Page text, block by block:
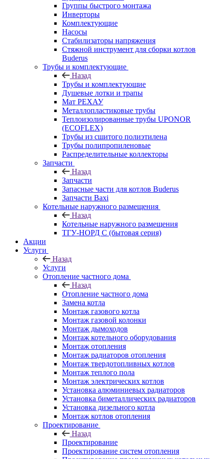
Группы быстрого монтажа
Инверторы
Комплектующие
Насосы
Стабилизаторы напряжения
Стяжной инструмент для сборки котлов
Buderus
Трубы и комплектующие
Назад
Трубы и комплектующие
Душевые лотки и трапы
Мат РЕХАУ
Металлопластиковые трубы
Теплоизолированные трубы UPONOR
(ECOFLEX)
Трубы из сшитого полиэтилена
Трубы полипропиленовые
Распределительные коллекторы
Запчасти
Назад
Запчасти
Запасные части для котлов Buderus
Запчасти Baxi
Котельные наружного размещения
Назад
Котельные наружного размещения
ТГУ-НОРД С (бытовая серия)
Акции
Услуги
Назад
Услуги
Отопление частного дома
Назад
Отопление частного дома
Замена котла
Монтаж газового котла
Монтаж газовой колонки
Монтаж дымоходов
Монтаж котельного оборудования
Монтаж отопления
Монтаж радиаторов отопления
Монтаж твердотопливных котлов
Монтаж теплого пола
Монтаж электрических котлов
Установка алюминиевых радиаторов
Установка биметаллических радиаторов
Установка дизельного котла
Монтаж котлов отопления
Проектирование
Назад
Проектирование
Проектирование систем отопления